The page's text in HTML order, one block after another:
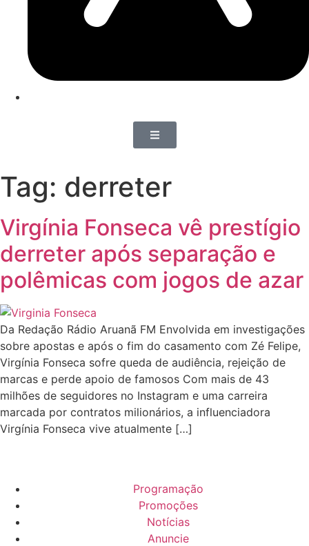
Tag: derreter
Virgínia Fonseca vê prestígio
derreter após separação e
polêmicas com jogos de azar
Da Redação Rádio Aruanã FM Envolvida em investigações
sobre apostas e após o fim do casamento com Zé Felipe,
Virgínia Fonseca sofre queda de audiência, rejeição de
marcas e perde apoio de famosos Com mais de 43
milhões de seguidores no Instagram e uma carreira
marcada por contratos milionários, a influenciadora
Virgínia Fonseca vive atualmente […]
Programação
Promoções
Notícias
Anuncie